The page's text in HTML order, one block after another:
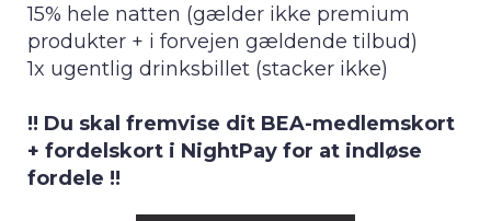
15% hele natten (gælder ikke premium
produkter + i forvejen gældende tilbud)
1x ugentlig drinksbillet (stacker ikke)
!! Du skal fremvise dit BEA-medlemskort
+ fordelskort i NightPay for at indløse
fordele !!